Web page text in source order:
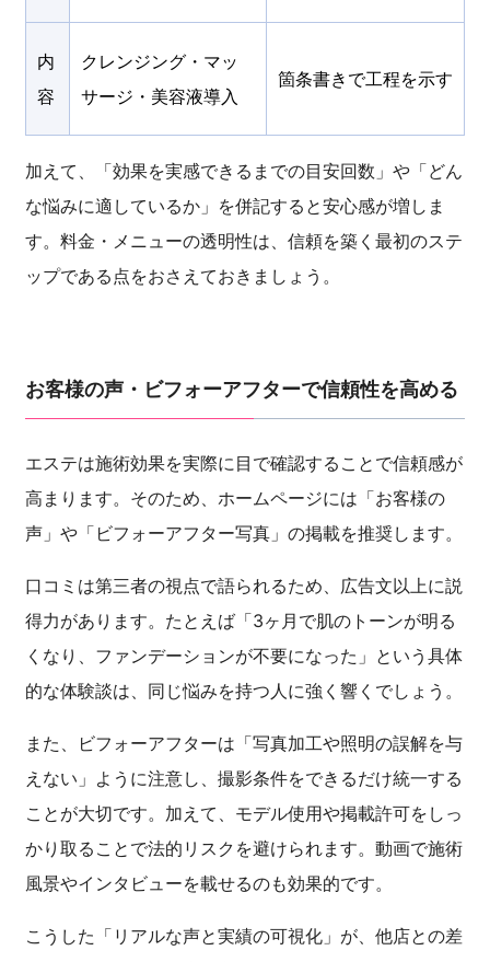
内
容
クレンジング・マッ
サージ・美容液導入
箇条書きで工程を示す
加えて、「効果を実感できるまでの目安回数」や「どん
な悩みに適しているか」を併記すると安心感が増しま
す。料金・メニューの透明性は、信頼を築く最初のステ
ップである点をおさえておきましょう。
お客様の声・ビフォーアフターで信頼性を高める
エステは施術効果を実際に目で確認することで信頼感が
高まります。そのため、ホームページには「お客様の
声」や「ビフォーアフター写真」の掲載を推奨します。
口コミは第三者の視点で語られるため、広告文以上に説
得力があります。たとえば「3ヶ月で肌のトーンが明る
くなり、ファンデーションが不要になった」という具体
的な体験談は、同じ悩みを持つ人に強く響くでしょう。
また、ビフォーアフターは「写真加工や照明の誤解を与
えない」ように注意し、撮影条件をできるだけ統一する
ことが大切です。加えて、モデル使用や掲載許可をしっ
かり取ることで法的リスクを避けられます。動画で施術
風景やインタビューを載せるのも効果的です。
こうした「リアルな声と実績の可視化」が、他店との差